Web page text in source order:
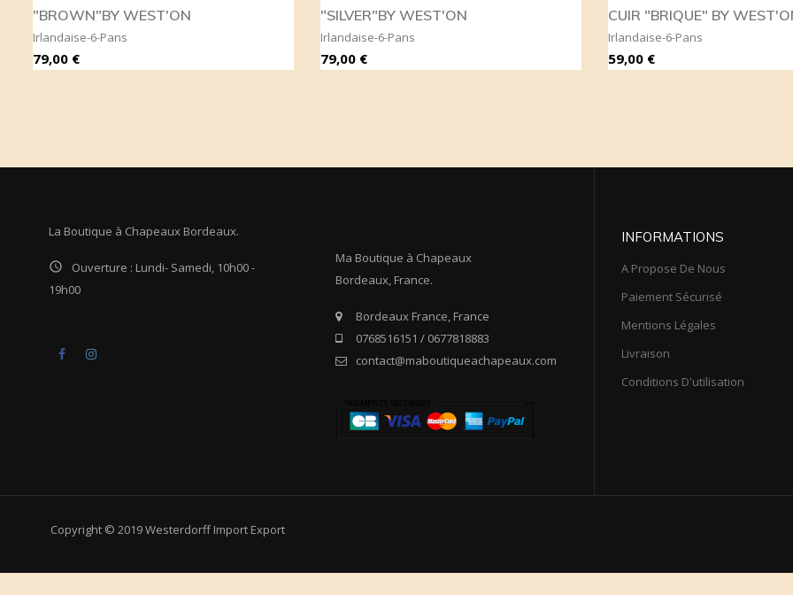
"BROWN"BY WEST'ON
Irlandaise-6-Pans
Prix
79,00 €
"SILVER"BY WEST'ON
Irlandaise-6-Pans
Prix
79,00 €
CUIR "BRIQUE" BY
Irlandaise-6-Pans
Prix
59,00 €
La Boutique à Chapeaux Bordeaux.

Ouverture : Lundi- Samedi, 10h00 -
19h00
Facebook
Ma Boutique à Chapeaux
Bordeaux, France.
Bordeaux France, France
0768516151 / 0677818883
contact@maboutiqueachapeaux.com
INFORMATIONS
A Propose De Nous
Paiement Sécurisé
Mentions Légales
Livraison
Conditions D'utilisation
Copyright © 2019 Westerdorff Import Export